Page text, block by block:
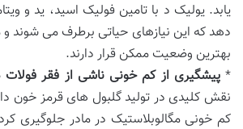
دهد که این نیازهای حیاتی برطرف می شوند
بهترین وضعیت ممکن قرار دارند.
*پیشگیری از کم خونی ناشی از فقر فولات
نقش کلیدی در تولید گلبول های قرمز خون
کم خونی مگالوبلاستیک در مادر جلوگیری